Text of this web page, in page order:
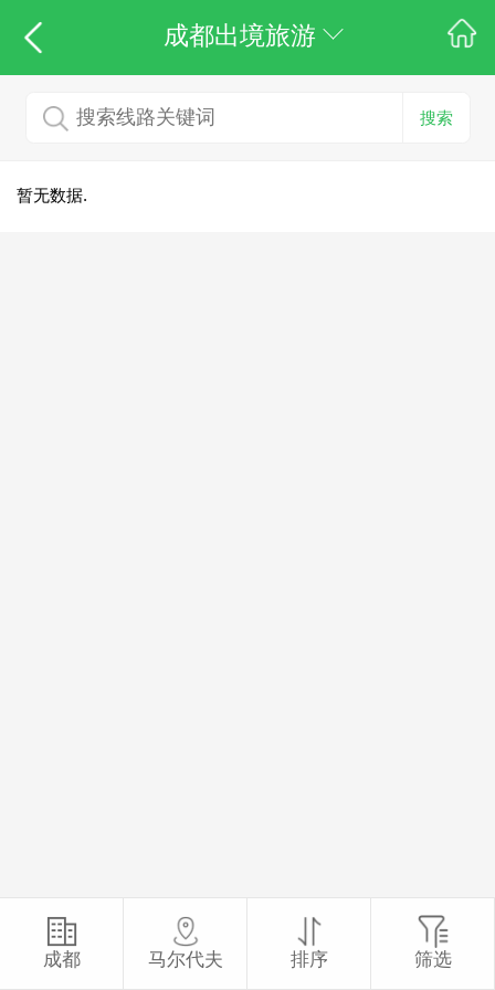
成都出境旅游
搜索
暂无数据.
成都 马尔代夫 排序 筛选